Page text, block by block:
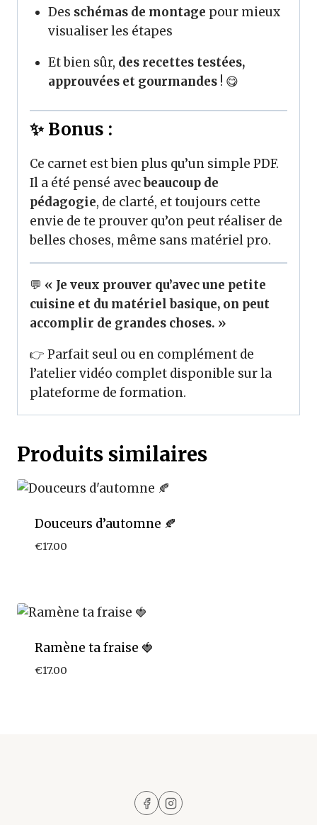
Des schémas de montage pour mieux
visualiser les étapes
Et bien sûr, des recettes testées,
approuvées et gourmandes! 😋
✨ Bonus :
Ce carnet est bien plus qu’un simple PDF.
Il a été pensé avecbeaucoup de
pédagogie, de clarté, et toujours cette
envie de te prouver qu’on peut réaliser de
belles choses, même sans matériel pro.
💬 « Je veux prouver qu’avec une petite
cuisine et du matériel basique, on peut
accomplir de grandes choses. »
👉 Parfait seul ou en complément de
l’atelier vidéo complet disponible sur la
plateforme de formation.
Produits similaires
Douceurs d’automne 🍂
€17.00
Ramène ta fraise 🍓
€17.00